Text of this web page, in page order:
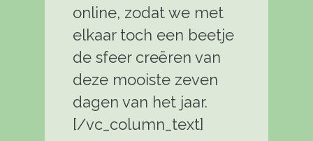
online, zodat we met
elkaar toch een beetje
de sfeer creëren van
deze mooiste zeven
dagen van het jaar.
[/vc_column_text]